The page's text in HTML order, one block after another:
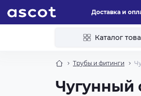
Доставка и
Каталог
Трубы и фитинги
Чугунный